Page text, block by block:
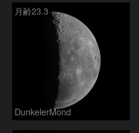
月齢23.3
DunkelerMond